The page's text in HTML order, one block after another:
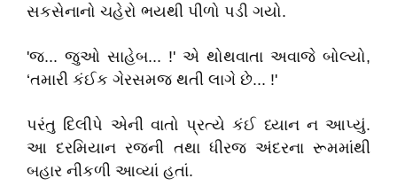
સકસેનાનો ચહેરો ભયથી પીળો પડી ગયો.
'જ... જુઓ સાહેબ... !' એ થોથવાતા અવાજે બોલ્યો,
‘તમારી કંઈક ગેરસમજ થતી લાગે છે... !'
પરંતુ દિલીપે એની વાતો પ્રત્યે કંઈ ધ્યાન ન આપ્યું.
આ દરમિયાન રજની તથા ધીરજ અંદરના રૂમમાંથી
બહાર નીકળી આવ્યાં હતાં.